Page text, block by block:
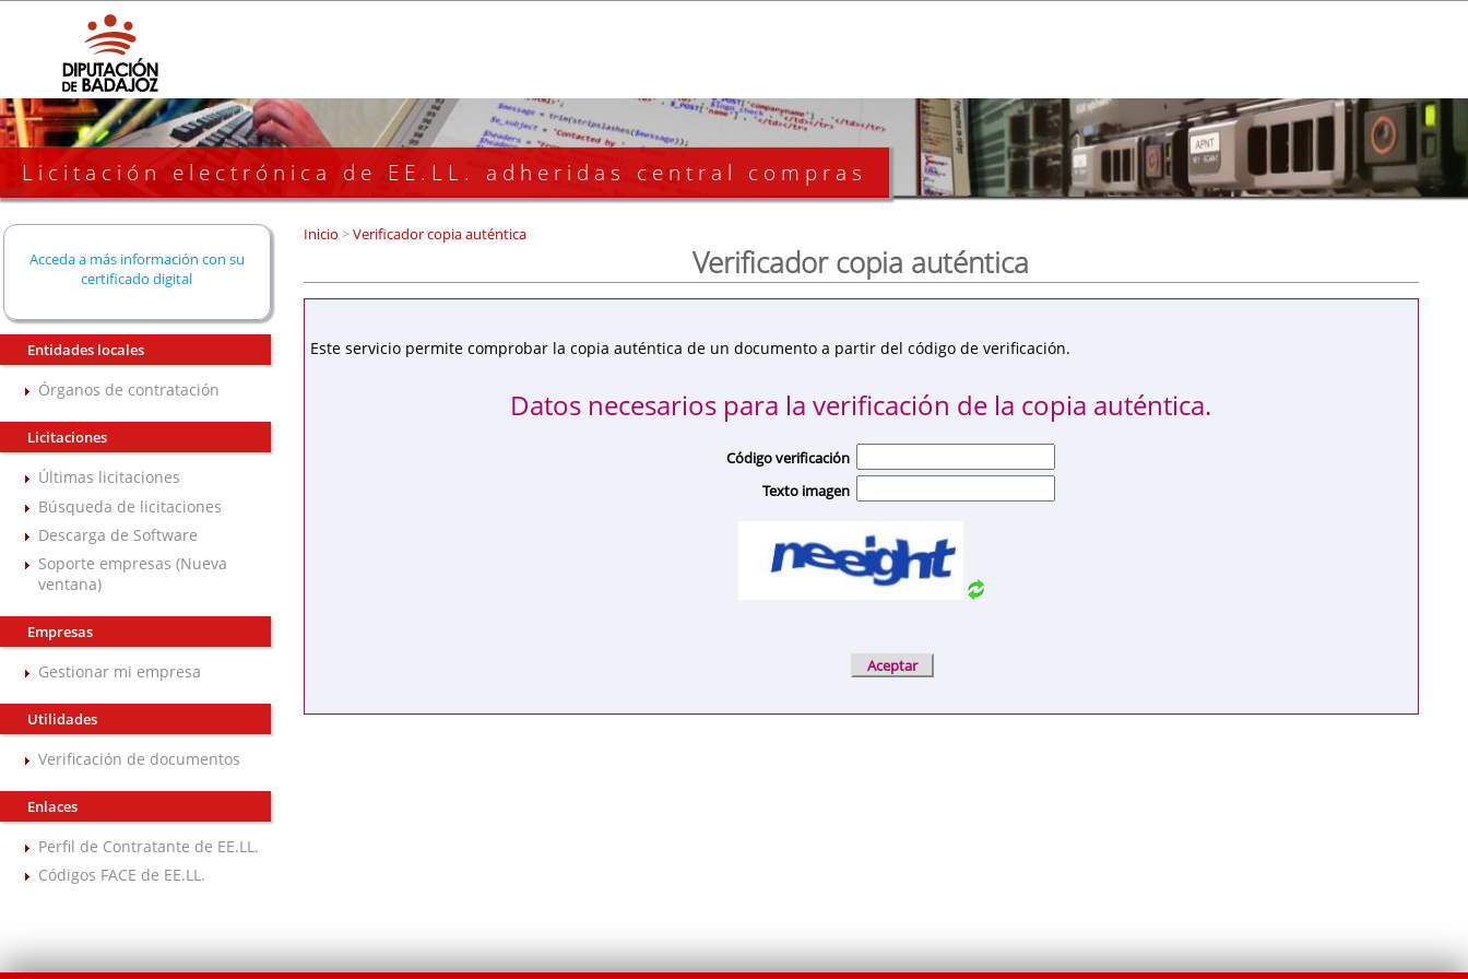
Licitación electrónica de EE.LL. adheridas central compras
Acceda a más información con su
certificado digital
Entidades locales
Órganos de contratación
Licitaciones
Últimas licitaciones
Búsqueda de licitaciones
Descarga de Software
Soporte empresas (Nueva
ventana)
Empresas
Gestionar mi empresa
Utilidades
Verificación de documentos
Enlaces
Perfil de Contratante de EE.LL.
Códigos FACE de EE.LL.
Inicio >Verificador copia auténtica
Verificador copia auténtica
Este servicio permite comprobar la copia auténtica de un documento a partir del código de verificación.
Datos necesarios para la verificación de la copia auténtica.
Código verificación
Texto imagen